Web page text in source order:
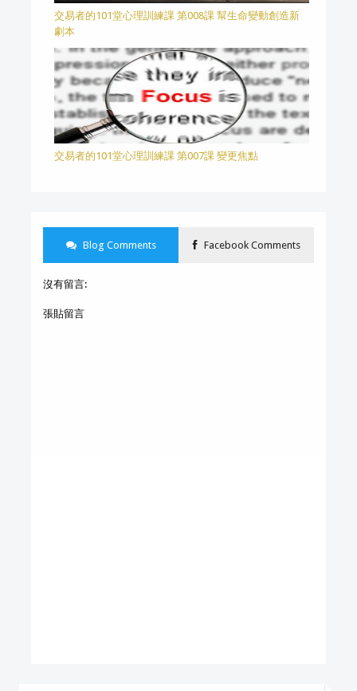
交易者的101堂心理訓練課 第008課 幫生命變動創造新
劇本
交易者的101堂心理訓練課 第007課 變更焦點
Blog Comments Facebook Comments
沒有留言:
張貼留言